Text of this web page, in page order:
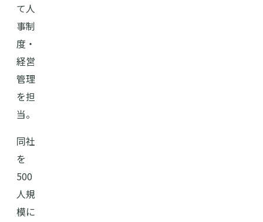
て人
事制
度・
経営
管理
を担
当。
同社
を
500
人規
模に